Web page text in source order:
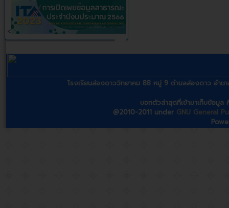
<
โรงเรียนส่องดาววิทยาคม 88 หมู่ 9 ตำบลส่องดาว อำ
บอทตัวล่าสุดที่เข้ามาเก็บข้อมูล
@2010-2011 under GNU General